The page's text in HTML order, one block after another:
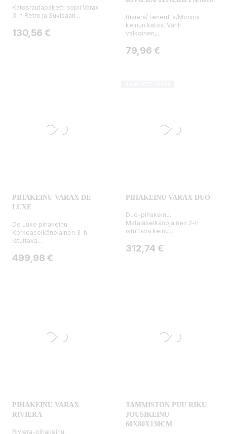
Katosrautapaketti sopii Varax
3-h Retro ja Suvisaari...
Hinta
130,56 €
Riviera/Teneriffa/Monica
keinun katos. Värit:
valkoinen,...
Hinta
79,96 €
PIHAKEINU VARAX DE
LUXE
De Luxe pihakeinu.
Korkeaselkänojainen 3-h
istuttava...
Hinta
499,98 €
PIHAKEINU VARAX DUO
Duo-pihakeinu.
Matalaselkänojainen 2-h
istuttava keinu....
Hinta
312,74 €
PIHAKEINU VARAX
RIVIERA
Riviera-pihakeinu.
TAMMISTON PUU RIKU
JOUSIKEINU
60X80X130CM